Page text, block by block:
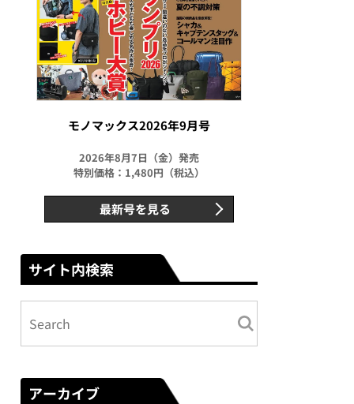
モノマックス2026年9月号
2026年8月7日（金）発売
特別価格：1,480円（税込）
最新号を見る
サイト内検索
アーカイブ